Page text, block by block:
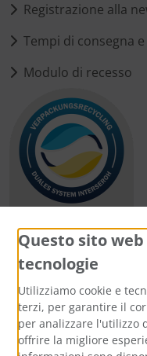
Registrazione alla
Tempi di consegna
Modulo di recesso
Metodi di
Questo sito
tecnologie
Utilizziamo cookie e
terzi, per garantire il
per analizzare l'utilizzo
offrire la migliore